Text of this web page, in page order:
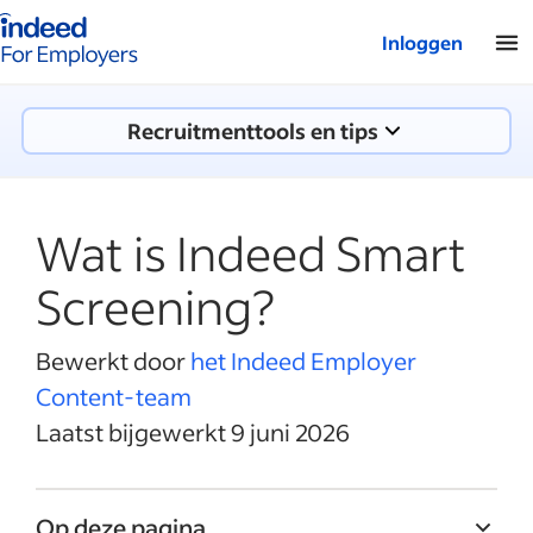
van Indeed - Voor werkgevers
Inloggen
Recruitmenttools en tips
Wat is Indeed Smart
Screening?
Bewerkt doorhet Indeed Employer
Content-team
Laatst bijgewerkt 9 juni 2026